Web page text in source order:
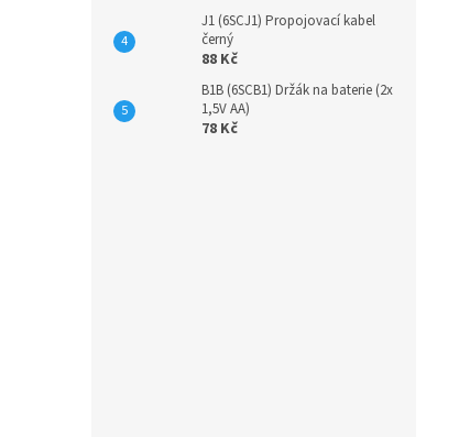
J1 (6SCJ1) Propojovací kabel
černý
88 Kč
B1B (6SCB1) Držák na baterie (2x
1,5V AA)
78 Kč